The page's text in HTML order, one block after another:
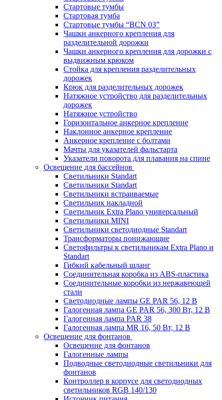
Стартовые тумбы
Стартовая тумба
Стартовые тумбы “BCN 03”
Чашки анкерного крепления для
разделительной дорожки
Чашки анкерного крепления для дорожки с
выдвижным крюком
Стойка для крепления разделительных
дорожек
Крюк для разделительных дорожек
Натяжное устройство для разделительных
дорожек
Натяжное устройство
Горизонтальное анкерное крепление
Наклонное анкерное крепление
Анкерное крепление с болтами
Мачты для указателей фальстарта
Указатели поворота для плавания на спине
Освещение для бассейнов
Светильники Standart
Светильники Standart
Светильники встраиваемые
Светильник накладной
Светильник Extra Plano универсальный
Светильники MINI
Светильники светодиодные Standart
Трансформаторы понижающие
Светофильтры к светильникам Extra Plano и
Standart
Гибкий кабельный шланг
Соединительная коробка из ABS-пластика
Соединительные коробки из нержавеющей
стали
Светодиодные лампы GE PAR 56, 12 В
Галогенная лампа GE PAR 56, 300 Вт, 12 В
Галогенная лампа PAR 38
Галогенная лампа MR 16, 50 Вт, 12 В
Освещение для фонтанов
Освещение для фонтанов
Галогенные лампы
Подводные светодиодные светильники для
фонтанов
Контроллер в корпусе для светодиодных
светильников RGB 140/130